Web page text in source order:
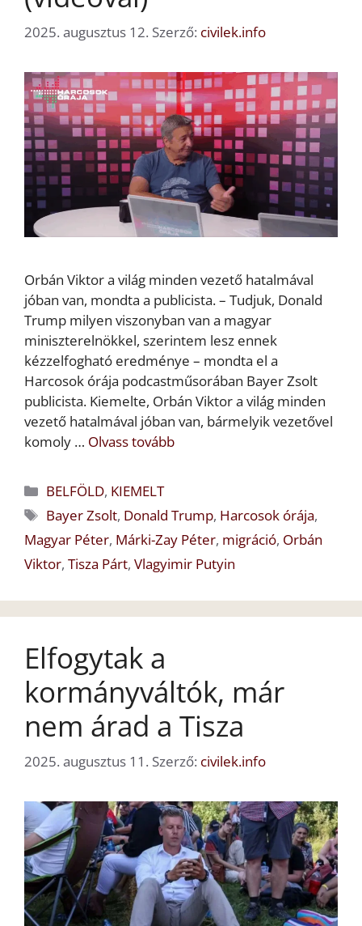
2025. augusztus 12. Szerző: civilek.info
Orbán Viktor a világ minden vezető hatalmával
jóban van, mondta a publicista. – Tudjuk, Donald
Trump milyen viszonyban van a magyar
miniszterelnökkel, szerintem lesz ennek
kézzelfogható eredménye – mondta el a
Harcosok órája podcastműsorában Bayer Zsolt
publicista. Kiemelte, Orbán Viktor a világ minden
vezető hatalmával jóban van, bármelyik vezetővel
komoly … Olvass tovább
Kategória
BELFÖLD, KIEMELT
Címkék
Bayer Zsolt, Donald Trump, Harcosok órája,
Magyar Péter, Márki-Zay Péter, migráció, Orbán
Viktor, Tisza Párt, Vlagyimir Putyin
Elfogytak a
kormányváltók, már
nem árad a Tisza
2025. augusztus 11. Szerző: civilek.info